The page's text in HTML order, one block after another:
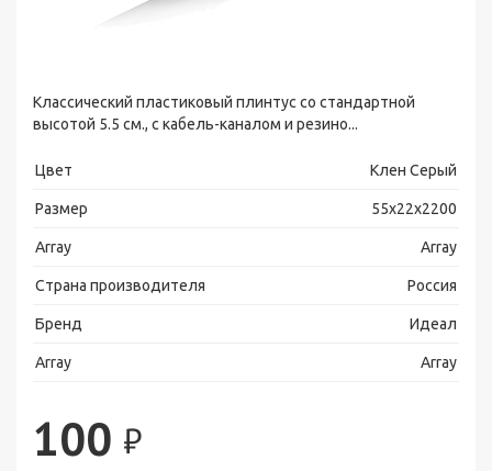
Классический пластиковый плинтус со стандартной
высотой 5.5 см., с кабель-каналом и резино...
Цвет Клен Серый
Размер 55х22х2200
Array Array
Страна производителя Россия
Бренд Идеал
Array Array
100 ₽